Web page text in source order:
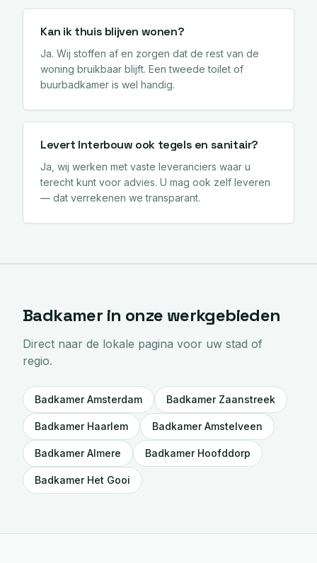
Kan ik thuis blijven wonen?
Ja. Wij stoffen af en zorgen dat de rest van de
woning bruikbaar blijft. Een tweede toilet of
buurbadkamer is wel handig.
Levert Interbouw ook tegels en sanitair?
Ja, wij werken met vaste leveranciers waar u
terecht kunt voor advies. U mag ook zelf leveren
— dat verrekenen we transparant.
Badkamer in onze werkgebieden
Direct naar de lokale pagina voor uw stad of
regio.
Badkamer Amsterdam Badkamer Zaanstreek
Badkamer Haarlem Badkamer Amstelveen
Badkamer Almere Badkamer Hoofddorp
Badkamer Het Gooi